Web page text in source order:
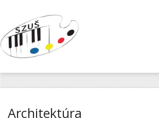
Architektúra